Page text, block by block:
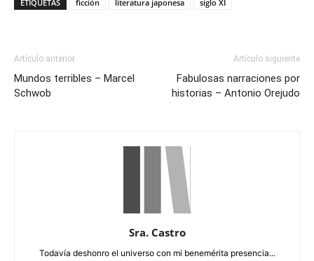
ETIQUETAS ficción literatura japonesa siglo XI
Artículo anterior
Mundos terribles – Marcel
Schwob
Artículo siguiente
Fabulosas narraciones por
historias – Antonio Orejudo
Sra. Castro
Todavía deshonro el universo con mi benemérita presencia...